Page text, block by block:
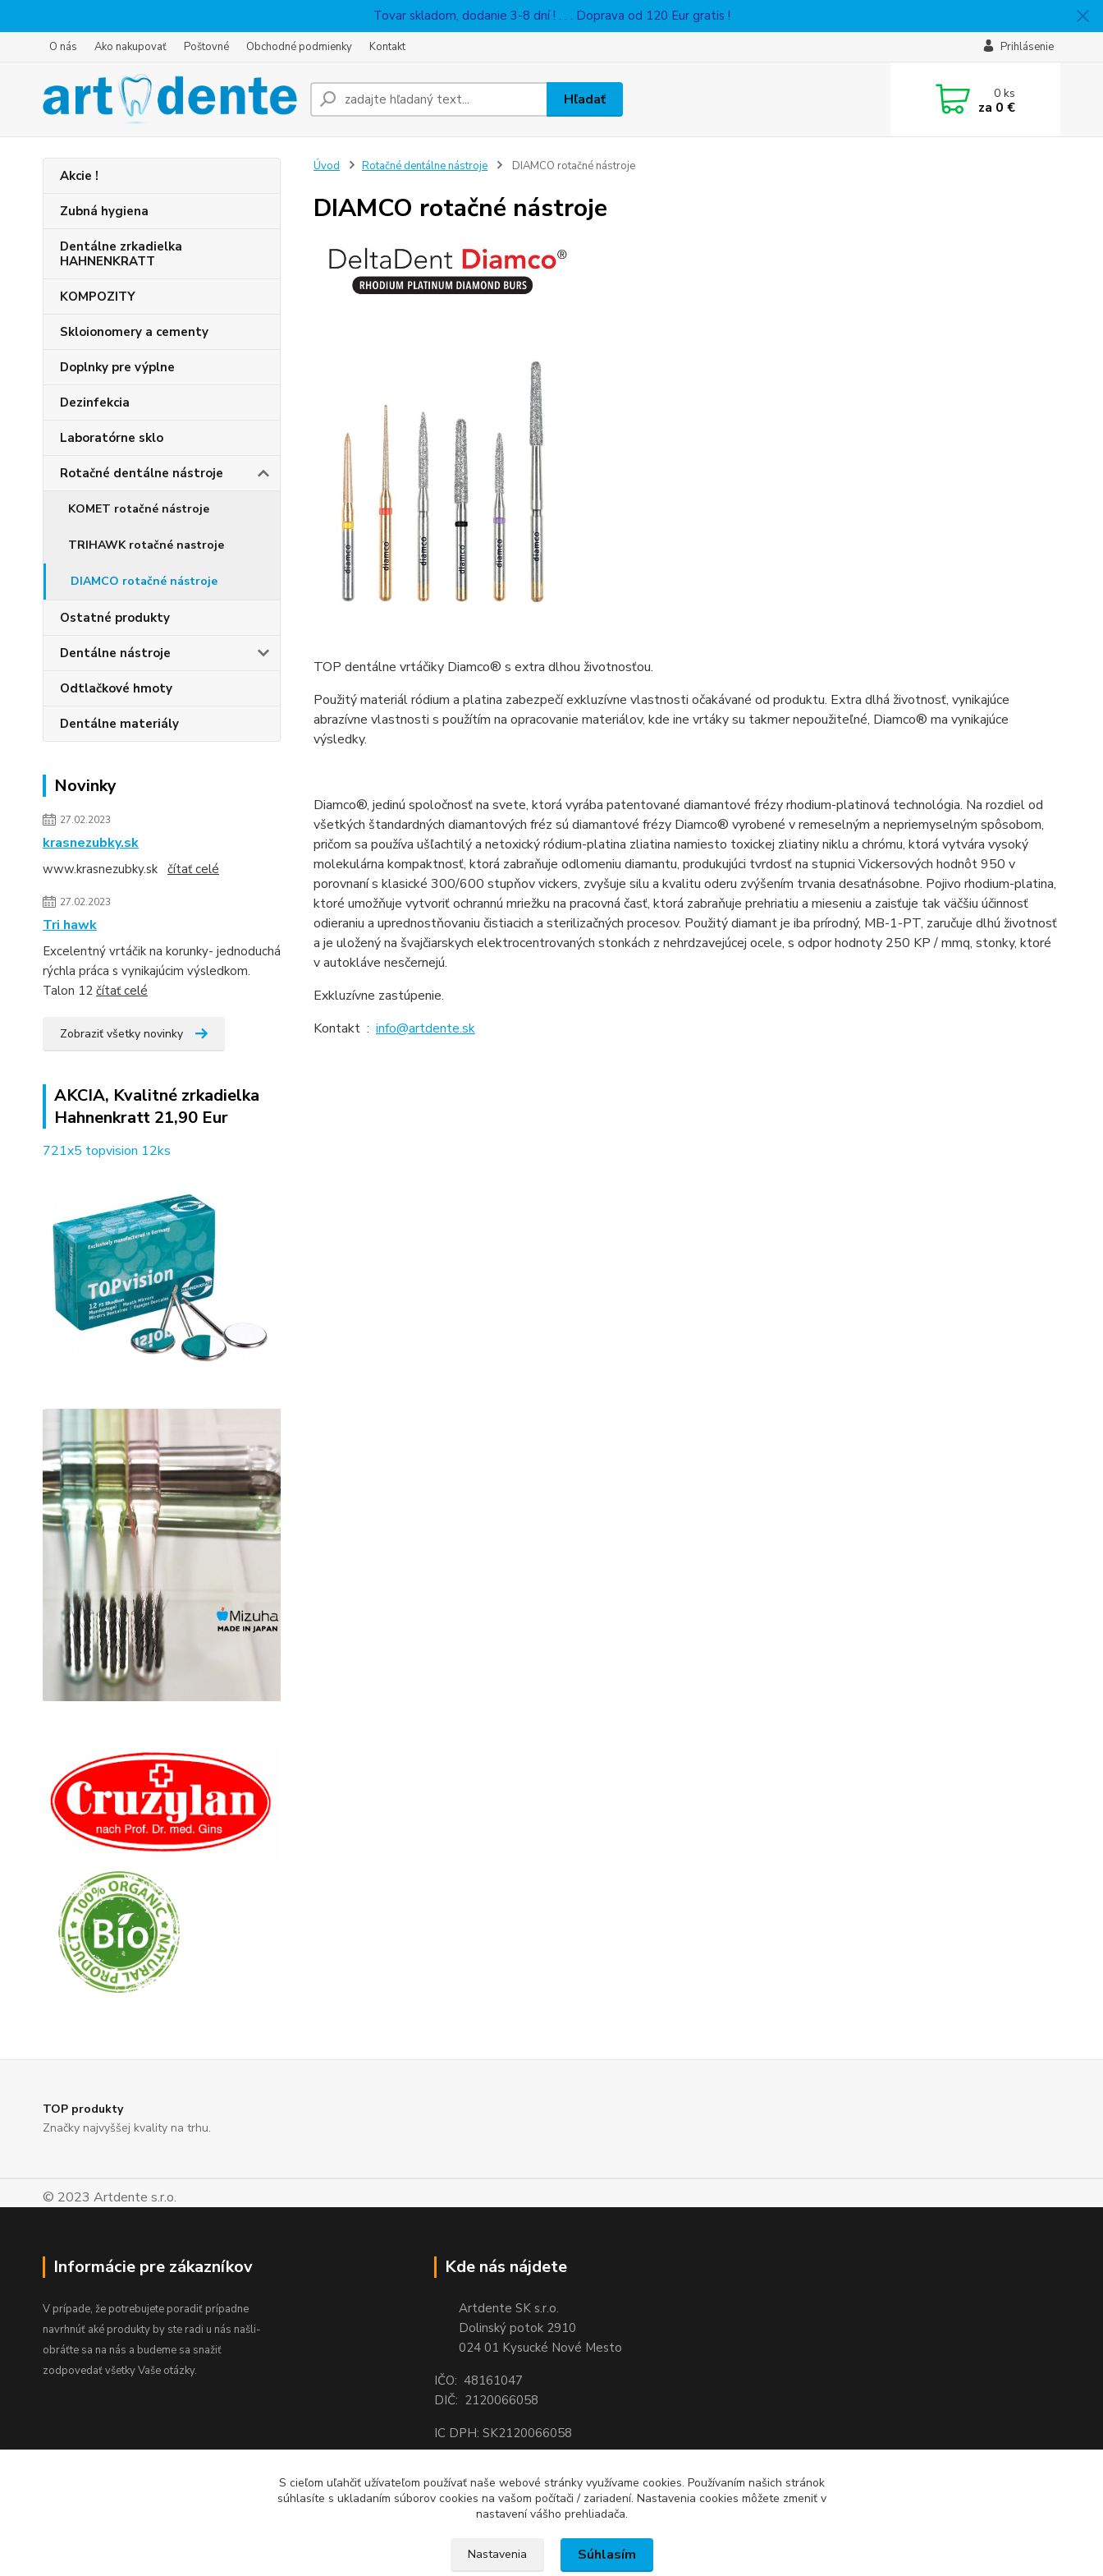
Tovar skladom, dodanie 3-8 dní ! . . . Doprava od 120 Eur gratis !
O nás Ako nakupovať Poštovné Obchodné podmienky Kontakt Prihlásenie
Hľadať 0ks
za 0 €
Akcie !
Zubná hygiena
Dentálne zrkadielka
HAHNENKRATT
KOMPOZITY
Skloionomery a cementy
Doplnky pre výplne
Dezinfekcia
Laboratórne sklo
Rotačné dentálne nástroje
KOMET rotačné nástroje
TRIHAWK rotačné nastroje
DIAMCO rotačné nástroje
Ostatné produkty
Dentálne nástroje
Odtlačkové hmoty
Dentálne materiály
Novinky
27.02.2023
krasnezubky.sk
www.krasnezubky.sk čítať celé
27.02.2023
Tri hawk
Excelentný vrtáčik na korunky- jednoduchá
rýchla práca s vynikajúcim výsledkom.
Talon 12 čítať celé
Zobraziť všetky novinky
AKCIA, Kvalitné zrkadielka
Hahnenkratt 21,90 Eur
721x5 topvision 12ks
Úvod Rotačné dentálne nástroje DIAMCO rotačné nástroje
DIAMCO rotačné nástroje
TOP dentálne vrtáčiky Diamco® s extra dlhou životnosťou.
Použitý materiál ródium a platina zabezpečí exkluzívne vlastnosti očakávané od produktu. Extra dlhá životnosť, vynikajúce
abrazívne vlastnosti s použítím na opracovanie materiálov, kde ine vrtáky su takmer nepoužiteľné, Diamco® ma vynikajúce
výsledky.
Diamco®, jedinú spoločnosť na svete, ktorá vyrába patentované diamantové frézy rhodium-platinová technológia. Na rozdiel od
všetkých štandardných diamantových fréz sú diamantové frézy Diamco® vyrobené v remeselným a nepriemyselným spôsobom,
pričom sa používa ušľachtilý a netoxický ródium-platina zliatina namiesto toxickej zliatiny niklu a chrómu, ktorá vytvára vysoký
molekulárna kompaktnosť, ktorá zabraňuje odlomeniu diamantu, produkujúci tvrdosť na stupnici Vickersových hodnôt 950 v
porovnaní s klasické 300/600 stupňov vickers, zvyšuje silu a kvalitu oderu zvýšením trvania desaťnásobne. Pojivo rhodium-platina,
ktoré umožňuje vytvoriť ochrannú mriežku na pracovná časť, ktorá zabraňuje prehriatiu a mieseniu a zaisťuje tak väčšiu účinnosť
odieraniu a uprednostňovaniu čistiacich a sterilizačných procesov. Použitý diamant je iba prírodný, MB-1-PT, zaručuje dlhú životnosť
a je uložený na švajčiarskych elektrocentrovaných stonkách z nehrdzavejúcej ocele, s odpor hodnoty 250 KP / mmq, stonky, ktoré
v autokláve nesčernejú.
Exkluzívne zastúpenie.
Kontakt : info@artdente.sk
TOP produkty
Značky najvyššej kvality na trhu.
© 2023 Artdente s.r.o.
Informácie pre zákazníkov
V prípade, že potrebujete poradiť prípadne
navrhnúť aké produkty by ste radi u nás našli-
obráťte sa na nás a budeme sa snažiť
zodpovedať všetky Vaše otázky.
Kde nás nájdete
Artdente SK s.r.o.
Dolinský potok 2910
024 01 Kysucké Nové Mesto
IČO: 48161047
DIČ: 2120066058
IC DPH: SK2120066058
email: shop@artdente.sk
S cieľom uľahčiť užívateľom používať naše webové stránky využívame cookies. Používaním našich stránok
súhlasíte s ukladaním súborov cookies na vašom počítači / zariadení. Nastavenia cookies môžete zmeniť v
nastavení vášho prehliadača.
Nastavenia Súhlasím